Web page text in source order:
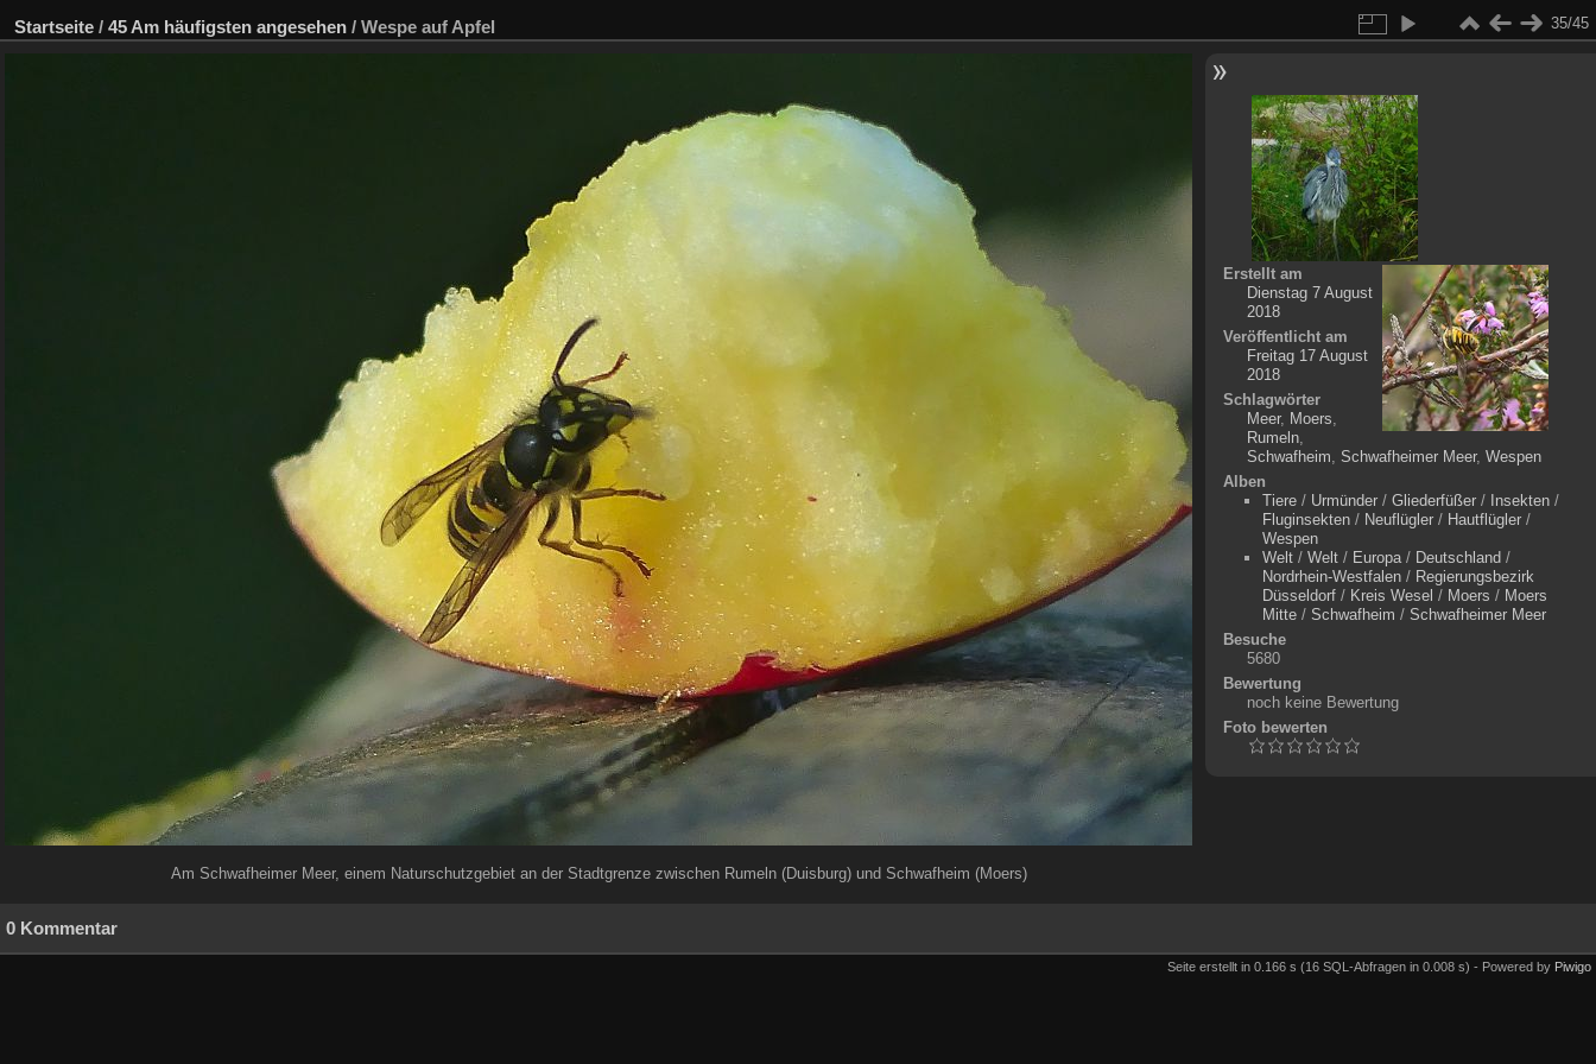
Startseite / 45 Am häufigsten angesehen / Wespe auf Apfel 35/45
Am Schwafheimer Meer, einem Naturschutzgebiet an der Stadtgrenze zwischen Rumeln (Duisburg) und Schwafheim (Moers)
Erstellt am
Dienstag 7 August
2018
Veröffentlicht am
Freitag 17 August
2018
Schlagwörter
Meer, Moers,
Rumeln,
Schwafheim, Schwafheimer Meer, Wespen
Alben
Tiere/ Urmünder/ Gliederfüßer/ Insekten/
Fluginsekten/ Neuflügler/ Hautflügler/
Wespen
Welt/ Welt/ Europa/ Deutschland /
Nordrhein-Westfalen/ Regierungsbezirk
Düsseldorf/ Kreis Wesel / Moers / Moers
Mitte/ Schwafheim / Schwafheimer Meer
Besuche
5680
Bewertung
noch keine Bewertung
Foto bewerten
0 Kommentar
Seite erstellt in 0.166 s (16 SQL-Abfragen in 0.008 s) - Powered by Piwigo